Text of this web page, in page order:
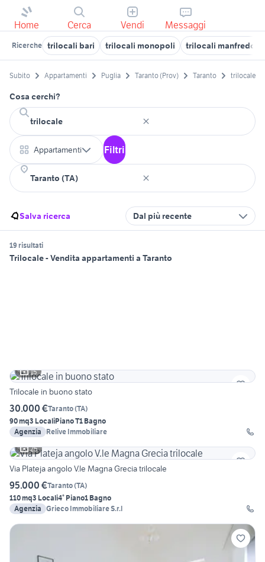
Home Cerca Vendi Messaggi
Ricerche trilocali bari trilocali monopoli trilocali
Subito Appartamenti Puglia Taranto (Prov) Taranto trilocale
Cosa cerchi?
Appartamenti Filtri
Salva ricerca Dal più recente
19 risultati
Trilocale - Vendita appartamenti a Taranto
15
Trilocale in buono stato
30.000 €Taranto(TA)
90 mq3 LocaliPiano T1 Bagno
Agenzia
Relive Immobiliare
25
Via Plateja angolo V.le Magna Grecia trilocale
95.000 €Taranto(TA)
110 mq3 Locali4° Piano1 Bagno
Agenzia Grieco Immobiliare S.r.l